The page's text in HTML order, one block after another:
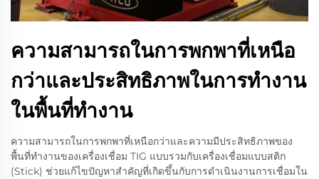
ความสามารถในการพกพาที่เหนือ
กว่าและประสิทธิภาพในการทำงาน
ในพื้นที่ทำงาน
ความสามารถในการพกพาที่เหนือกว่าและความมีประสิทธิภาพของ
พื้นที่ทำงานของเครื่องเชื่อม TIG แบบรวมกับเครื่องเชื่อมแบบสติก
(Stick) ช่วยแก้ไขปัญหาสำคัญที่เกิดขึ้นกับการดำเนินงานการเชื่อมใน